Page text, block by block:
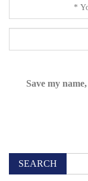
Save my